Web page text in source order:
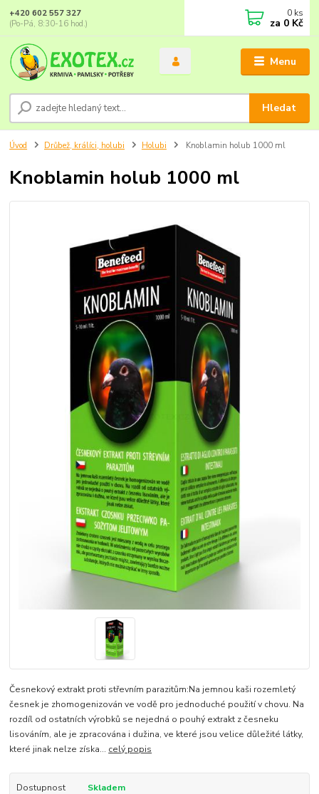
Menu
Hledat
+420 602 557 327
(Po-Pá, 8:30-16 hod.)
0 ks
za 0 Kč
Úvod Drůbež, králíci, holubi Holubi Knoblamin holub 1000 ml
Knoblamin holub 1000 ml
Česnekový extrakt proti střevním parazitům:Na jemnou kaši rozemletý
česnek je zhomogenizován ve vodě pro jednoduché použití v chovu. Na
rozdíl od ostatních výrobků se nejedná o pouhý extrakt z česneku
lisováním, ale je zpracována i dužina, ve které jsou velice důležité látky,
které jinak nelze získa... celý popis
Dostupnost Skladem